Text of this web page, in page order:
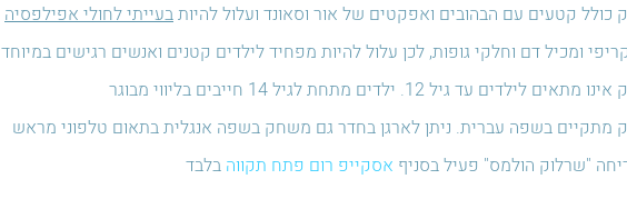
קטעים עם הבהובים ואפקטים של אור וסאונד ועלול להיותבעייתי לחולי אפילפסיה
ומכיל דם וחלקי גופות, לכן עלול להיות מפחיד לילדים קטנים ואנשים רגישים במיוחד
לילדים עד גיל 12. ילדים מתחת לגיל 14 חייבים בליווי מבוגר
בשפה עברית. ניתן לארגן בחדר גם משחק בשפה אנגלית בתאום טלפוני מראש
"שרלוק הולמס" פעיל בסניף אסקייפ רום פתח תקווה בלבד